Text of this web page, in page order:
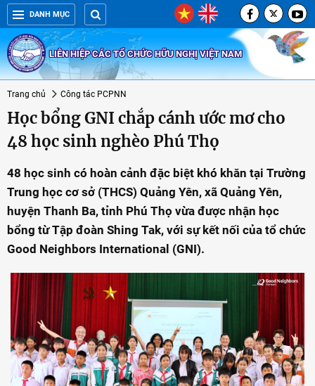
DANH MỤC
LIÊN HIỆP CÁC TỔ CHỨC HỮU NGHỊ VIỆT NAM
Trang chủ Công tác PCPNN
Học bổng GNI chắp cánh ước mơ cho
48 học sinh nghèo Phú Thọ
48 học sinh có hoàn cảnh đặc biệt khó khăn tại Trường
Trung học cơ sở (THCS) Quảng Yên, xã Quảng Yên,
huyện Thanh Ba, tỉnh Phú Thọ vừa được nhận học
bổng từ Tập đoàn Shing Tak, với sự kết nối của tổ chức
Good Neighbors International (GNI).